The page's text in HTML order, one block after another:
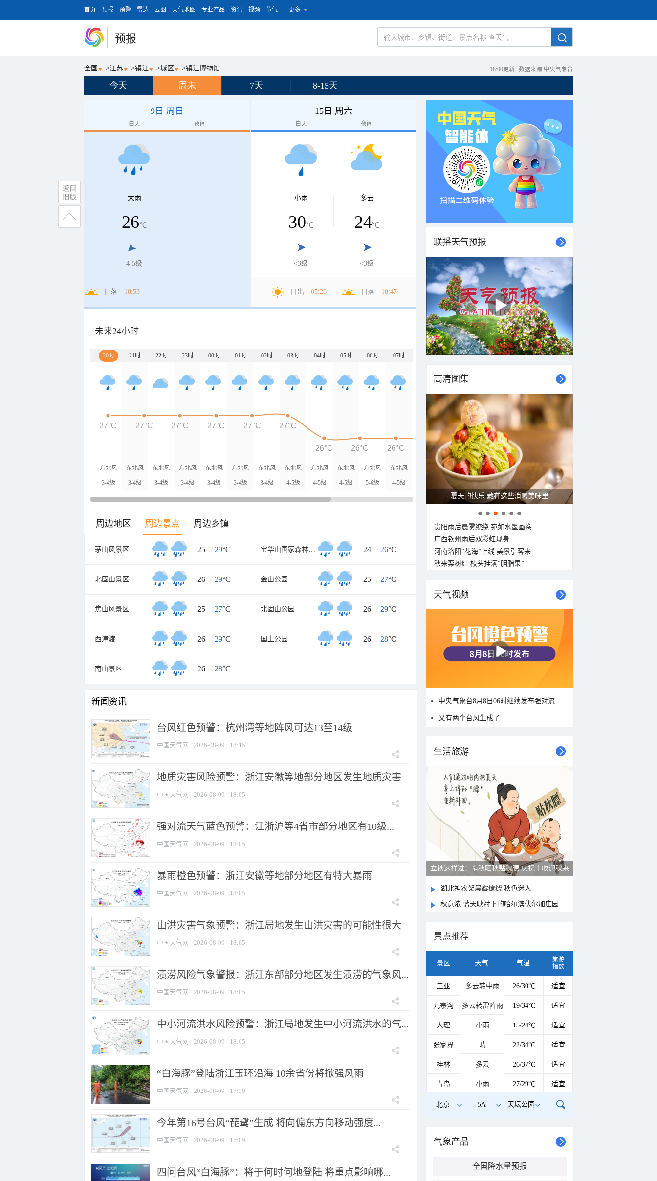
首页 预报 预警 雷达 云图 天气地图 专业产品 资讯 视频 节气 更多
预报
全国 >江苏 >镇江 >城区 >镇江博物馆 18:00更新 数据来源 中央气象台
今天 周末 7天 8-15天
9日 周日
白天 夜间
大雨
26℃
4-5级
日落 18:53
15日 周六
白天 夜间
小雨
30℃
<3级
多云
24℃
<3级
日出 05:26 日落 18:47
未来24小时
20时 21时 22时 23时 00时 01时 02时 03时 04时 05时 06时 07时
东北风
3-4级
东北风
3-4级
东北风
3-4级
东北风
3-4级
东北风
3-4级
东北风
3-4级
东北风
3-4级
东北风
4-5级
东北风
4-5级
东北风
4-5级
东北风
5-6级
东北风
4-5级
27°C 27°C 27°C 27°C 27°C 27°C
26°C 26°C 26°C 26°C 26°C 26°C
周边地区 周边景点 周边乡镇
茅山风景区 25 / 29°C 宝华山国家森林公园 24 / 26°C
北固山景区 26 / 29°C 金山公园 25 / 27°C
焦山风景区 25 / 27°C 北固山公园 26 / 29°C
西津渡 26 / 29°C 国土公园 26 / 28°C
南山景区 26 / 28°C
新闻资讯
​台风红色预警：杭州湾等地阵风可达13至14级
中国天气网 2026-08-09 18:15
地质灾害风险预警：浙江安徽等地部分地区发生地质灾害...
中国天气网 2026-08-09 18:05
强对流天气蓝色预警：江浙沪等4省市部分地区有10级...
中国天气网 2026-08-09 18:05
暴雨橙色预警：浙江安徽等地部分地区有特大暴雨
中国天气网 2026-08-09 18:05
山洪灾害气象预警：浙江局地发生山洪灾害的可能性很大
中国天气网 2026-08-09 18:05
渍涝风险气象警报：浙江东部部分地区发生渍涝的气象风...
中国天气网 2026-08-09 18:05
中小河流洪水风险预警：浙江局地发生中小河流洪水的气...
中国天气网 2026-08-09 18:05
“白海豚”登陆浙江玉环沿海 10余省份将掀强风雨
中国天气网 2026-08-09 17:30
今年第16号台风“琵鹭”生成 将向偏东方向移动强度...
中国天气网 2026-08-09 15:09
四问台风“白海豚”：将于何时何地登陆 将重点影响哪...
联播天气预报
高清图集
夏天的快乐 藏在这些消暑美味里
贵阳雨后晨雾缭绕 宛如水墨画卷
广西钦州雨后双彩虹现身
河南洛阳“花海”上线 美景引客来
秋来栾树红 枝头挂满“胭脂果”
天气视频
中央气象台8月8日06时继续发布强对流天气蓝色预警
又有两个台风生成了
生活旅游
立秋这样过：啃秋晒秋贴秋膘 庆祝丰收迎秋来
湖北神农架晨雾缭绕 秋色迷人
秋意浓 蓝天映衬下的哈尔滨伏尔加庄园
景点推荐
景区 天气 气温
旅游
指数
三亚 多云转中雨 26/30℃ 适宜
九寨沟 多云转雷阵雨 19/34℃ 适宜
大理 小雨 15/24℃ 适宜
张家界 晴 22/34℃ 适宜
桂林 多云 26/37℃ 适宜
青岛 小雨 27/29℃ 适宜
北京 5A 天坛公园
气象产品
全国降水量预报